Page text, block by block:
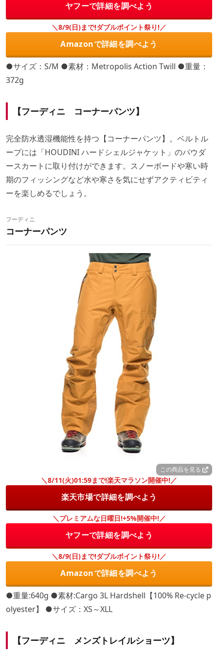
ヤフーで詳細を調べよう
＼8/9(日)まで!ダブルポイント祭り!／
Amazonで詳細を調べよう
●サイズ：S/M ●素材：Metropolis Action Twill ●重量：
372g
【フーディニ コーナーパンツ】
完全防水透湿機能性を持つ【コーナーパンツ】。ベルトル
ープには「HOUDINI ハードシェルジャケット」のパウダ
ースカートに取り付けができます。スノーボードや寒い時
期のフィッシングなど水や寒さを気にせずアクティビティ
ーを楽しめるでしょう。
フーディニ
コーナーパンツ
この商品を見る
＼8/11(火)01:59まで!楽天マラソン開催中!／
楽天市場で詳細を調べよう
＼プレミアムな日曜日!+5%開催中!／
ヤフーで詳細を調べよう
＼8/9(日)まで!ダブルポイント祭り!／
Amazonで詳細を調べよう
●重量:640g ●素材:Cargo 3L Hardshell【100% Re-cycle p
olyester】 ●サイズ：XS～XLL
【フーディニ メンズトレイルショーツ】